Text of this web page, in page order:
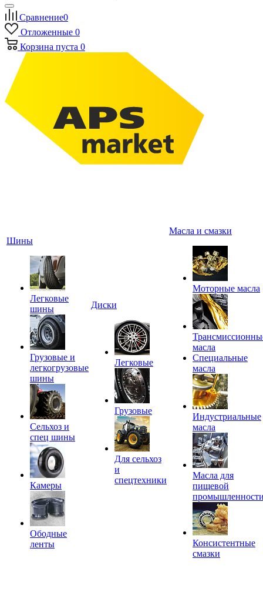
Сравнение0
Отложенные 0
Корзина пуста 0
Шины
Легковые
шины
Грузовые и
легкогрузовые
шины
Сельхоз и
спец шины
Камеры
Ободные
ленты
Диски
Легковые
Грузовые
Для сельхоз
и
спецтехники
Масла и смазки
Моторные масла
масла
Специальные
масла
Индустриальные
масла
Масла для
пищевой
Консистентные
смазки